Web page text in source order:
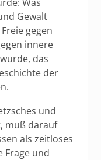
Gewalt
gegen
innere
das
der
und
muß darauf
als zeitloses
Frage und